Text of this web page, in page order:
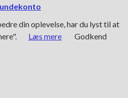
din oplevelse, har du lyst til at
Læs mere Godkend